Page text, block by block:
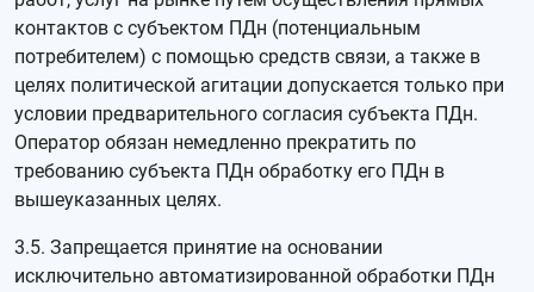
контактов с субъектом ПДн (потенциальным
потребителем) с помощью средств связи, а также в
целях политической агитации допускается только при
условии предварительного согласия субъекта ПДн.
Оператор обязан немедленно прекратить по
требованию субъекта ПДн обработку его ПДн в
вышеуказанных целях.
3.5. Запрещается принятие на основании
исключительно автоматизированной обработки ПДн